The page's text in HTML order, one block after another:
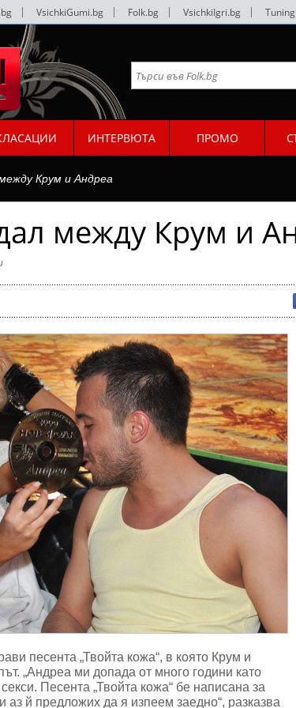
VsichkiGumi.bg Folk.bg VsichkiIgri.bg
ИНТЕРВЮТА ПРОМО
Крум и Андреа
между Крум и
песента „Твойта кожа“, в която Крум и
„Андреа ми допада от много години като
Песента „Твойта кожа“ бе написана за
й предложих да я изпеем заедно“, разказва